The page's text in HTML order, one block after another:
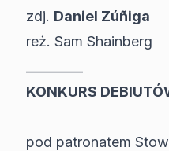
zdj. Daniel Zúñiga
reż. Sam Shainberg
KONKURS
pod patronatem